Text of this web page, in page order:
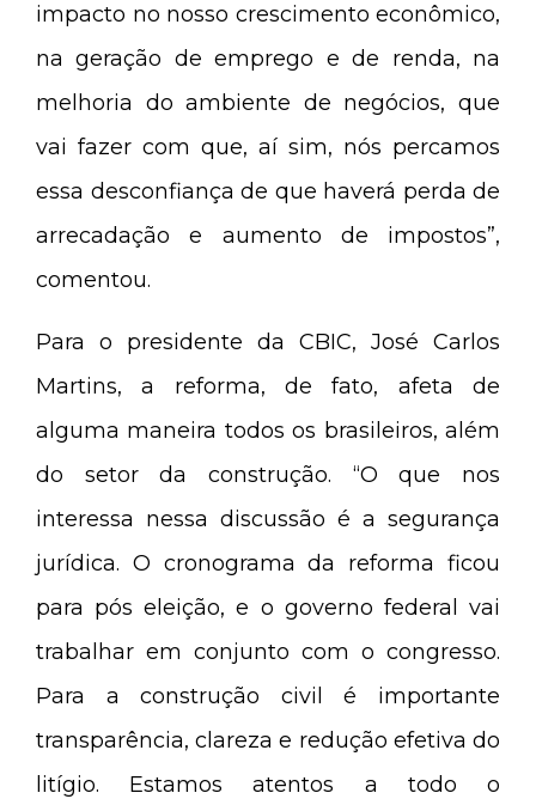
impacto no nosso crescimento econômico,
na geração de emprego e de renda, na
melhoria do ambiente de negócios, que
vai fazer com que, aí sim, nós percamos
essa desconfiança de que haverá perda de
arrecadação e aumento de impostos”,
comentou.
Para o presidente da CBIC, José Carlos
Martins, a reforma, de fato, afeta de
alguma maneira todos os brasileiros, além
do setor da construção. “O que nos
interessa nessa discussão é a segurança
jurídica. O cronograma da reforma ficou
para pós eleição, e o governo federal vai
trabalhar em conjunto com o congresso.
Para a construção civil é importante
transparência, clareza e redução efetiva do
litígio. Estamos atentos a todo o